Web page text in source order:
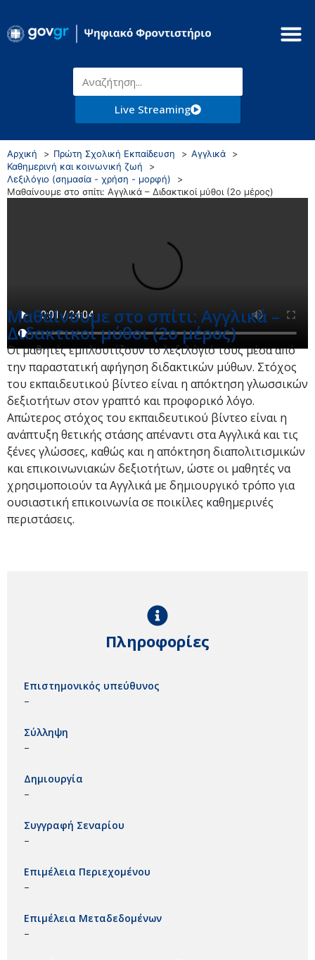
Live Streaming
Αρχική Πρώτη Σχολική Εκπαίδευση
Αγγλικά
Καθημερινή και κοινωνική ζωή
Λεξιλόγιο (σημασία - χρήση - μορφή)
Μαθαίνουμε στο σπίτι: Αγγλικά – Διδακτικοί μύθοι (2ο μέρος)
Μαθαίνουμε στο σπίτι: Αγγλικά –
Διδακτικοί μύθοι (2ο μέρος)
Οι μαθητές εμπλουτίζουν το λεξιλόγιό τους μέσα από
την παραστατική αφήγηση διδακτικών μύθων. Στόχος
του εκπαιδευτικού βίντεο είναι η απόκτηση γλωσσικών
δεξιοτήτων στον γραπτό και προφορικό λόγο.
Απώτερος στόχος του εκπαιδευτικού βίντεο είναι η
ανάπτυξη θετικής στάσης απέναντι στα Αγγλικά και τις
ξένες γλώσσες, καθώς και η απόκτηση διαπολιτισμικών
και επικοινωνιακών δεξιοτήτων, ώστε οι μαθητές να
χρησιμοποιούν τα Αγγλικά με δημιουργικό τρόπο για
ουσιαστική επικοινωνία σε ποικίλες καθημερινές
περιστάσεις.
Πληροφορίες
Επιστημονικός υπεύθυνος
–
Σύλληψη
–
Δημιουργία
–
Συγγραφή Σεναρίου
–
Επιμέλεια Περιεχομένου
–
Επιμέλεια Μεταδεδομένων
–